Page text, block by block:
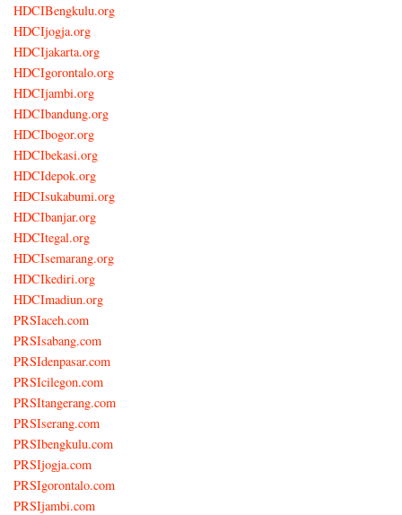
HDCIBengkulu.org
HDCIjogja.org
HDCIjakarta.org
HDCIgorontalo.org
HDCIjambi.org
HDCIbandung.org
HDCIbogor.org
HDCIbekasi.org
HDCIdepok.org
HDCIsukabumi.org
HDCIbanjar.org
HDCItegal.org
HDCIsemarang.org
HDCIkediri.org
HDCImadiun.org
PRSIaceh.com
PRSIsabang.com
PRSIdenpasar.com
PRSIcilegon.com
PRSItangerang.com
PRSIserang.com
PRSIbengkulu.com
PRSIjogja.com
PRSIgorontalo.com
PRSIjambi.com